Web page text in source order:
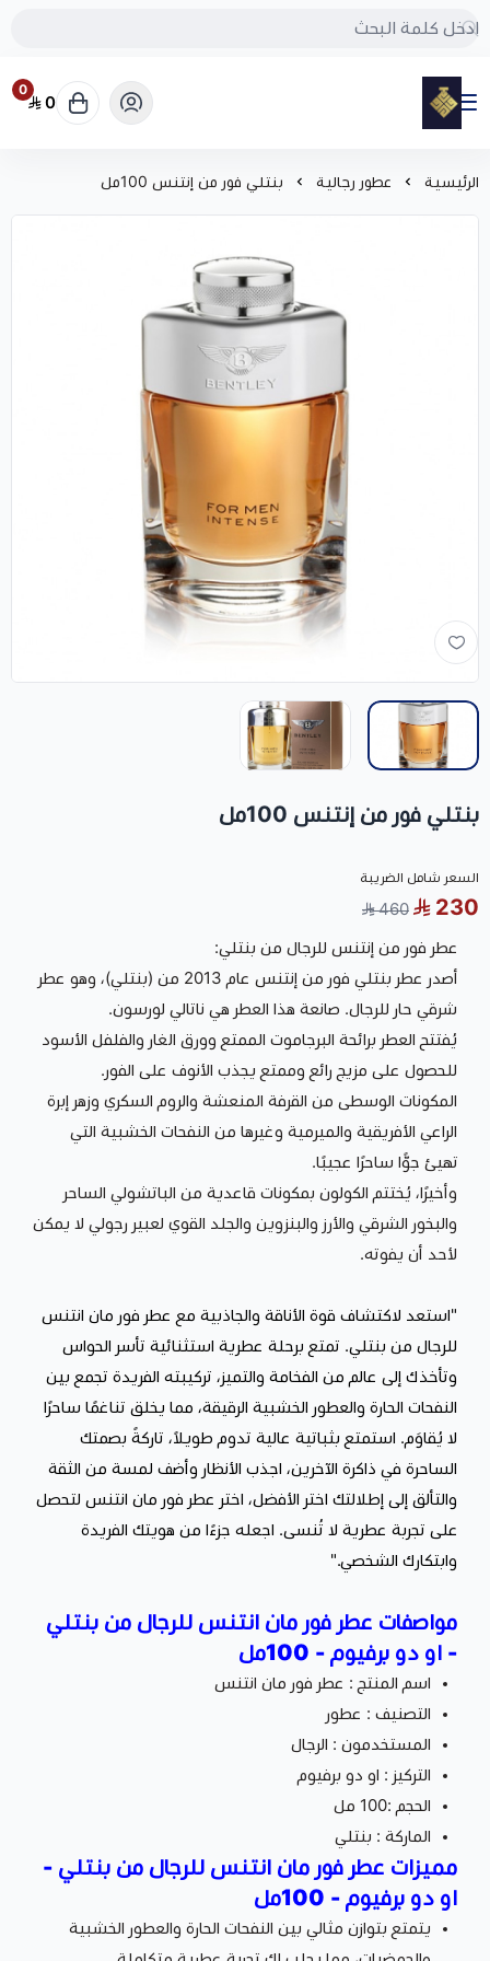
مود
0
0
الرئيسية عطور رجالية بنتلي فور من إنتنس 100مل
بنتلي فور من إنتنس 100مل
السعر شامل الضريبة
230
460
عطر فور من إنتنس للرجال من بنتلي:
أصدر عطر بنتلي فور من إنتنس عام 2013 من (بنتلي)، وهو عطر
شرقي حار للرجال. صانعة هذا العطر هي ناتالي لورسون.
يُفتتح العطر برائحة البرجاموت الممتع وورق الغار والفلفل الأسود
للحصول على مزيج رائع وممتع يجذب الأنوف على الفور.
المكونات الوسطى من القرفة المنعشة والروم السكري وزهر إبرة
الراعي الأفريقية والميرمية وغيرها من النفحات الخشبية التي
تهيئ جوًّا ساحرًا عجيبًا.
وأخيرًا، يُختتم الكولون بمكونات قاعدية من الباتشولي الساحر
والبخور الشرقي والأرز والبنزوين والجلد القوي لعبير رجولي لا يمكن
لأحد أن يفوته.
"استعد لاكتشاف قوة الأناقة والجاذبية مع عطر فور مان انتنس
للرجال من بنتلي. تمتع برحلة عطرية استثنائية تأسر الحواس
وتأخذك إلى عالم من الفخامة والتميز، تركيبته الفريدة تجمع بين
النفحات الحارة والعطور الخشبية الرقيقة، مما يخلق تناغمًا ساحرًا
لا يُقاوَم. استمتع بثباتية عالية تدوم طويلاً، تاركةً بصمتك
الساحرة في ذاكرة الآخرين، اجذب الأنظار وأضف لمسة من الثقة
والتألق إلى إطلالتك اختر الأفضل، اختر عطر فور مان انتنس لتحصل
على تجربة عطرية لا تُنسى. اجعله جزءًا من هويتك الفريدة
وابتكارك الشخصي."
مواصفات عطر فور مان انتنس للرجال من بنتلي
- او دو برفيوم - 100مل
اسم المنتج : عطر فور مان انتنس
التصنيف : عطور
المستخدمون : الرجال
التركيز : او دو برفيوم
الحجم :100 مل
الماركة : بنتلي
مميزات عطر فور مان انتنس للرجال من بنتلي -
او دو برفيوم - 100مل
يتمتع بتوازن مثالي بين النفحات الحارة والعطور الخشبية